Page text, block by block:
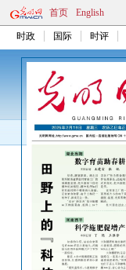
首页 English
时政 国际 时评